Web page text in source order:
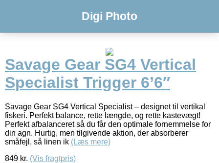
Digi Photo
Savage Gear SG4 Vertical
Specialist Trigger 6’6″
Savage Gear SG4 Vertical Specialist – designet til vertikal
fiskeri. Perfekt balance, rette længde, og rette kastevægt!
Perfekt afbalanceret så du får den optimale fornemmelse for
din agn. Hurtig, men tilgivende aktion, der absorberer
småfejl, så linen ik (Læs mere)
849 kr. (Vis fragtpris)